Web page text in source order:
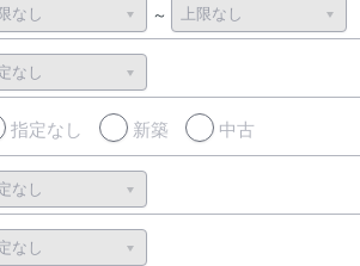
指定なし 新築 中古